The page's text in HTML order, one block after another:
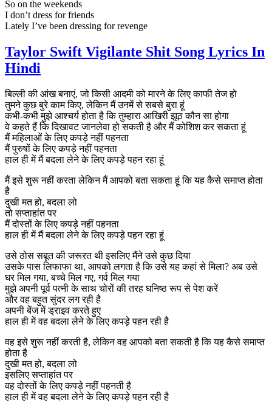
So on the weekends
I don’t dress for friends
Lately I’ve been dressing for revenge
Taylor Swift Vigilante Shit Song Lyrics In
Hindi
बिल्ली की आंख बनाएं, जो किसी आदमी को मारने के लिए काफी तेज हो
तुमने कुछ बुरे काम किए, लेकिन मैं उनमें से सबसे बुरा हूं
कभी-कभी मुझे आश्चर्य होता है कि तुम्हारा आखिरी झूठ कौन सा होगा
वे कहते हैं कि दिखावट जानलेवा हो सकती है और मैं कोशिश कर सकता हूं
मैं महिलाओं के लिए कपड़े नहीं पहनता
मैं पुरुषों के लिए कपड़े नहीं पहनता
हाल ही में मैं बदला लेने के लिए कपड़े पहन रहा हूं
मैं इसे शुरू नहीं करता लेकिन मैं आपको बता सकता हूं कि यह कैसे समाप्त होता
है
दुखी मत हो, बदला लो
तो सप्ताहांत पर
मैं दोस्तों के लिए कपड़े नहीं पहनता
हाल ही में मैं बदला लेने के लिए कपड़े पहन रहा हूं
उसे ठोस सबूत की जरूरत थी इसलिए मैंने उसे कुछ दिया
उसके पास लिफाफा था, आपको लगता है कि उसे यह कहां से मिला? अब उसे
घर मिल गया, बच्चे मिल गए, गर्व मिल गया
मुझे अपनी पूर्व पत्नी के साथ चोरों की तरह घनिष्ठ रूप से पेश करें
और वह बहुत सुंदर लग रही है
अपनी बेंज में ड्राइव करते हुए
हाल ही में वह बदला लेने के लिए कपड़े पहन रही है
वह इसे शुरू नहीं करती है, लेकिन वह आपको बता सकती है कि यह कैसे समाप्त
होता है
दुखी मत हो, बदला लो
इसलिए सप्ताहांत पर
वह दोस्तों के लिए कपड़े नहीं पहनती है
हाल ही में वह बदला लेने के लिए कपड़े पहन रही है